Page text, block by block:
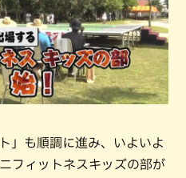
」も順調に進み、いよいよ
フィットネスキッズの部が